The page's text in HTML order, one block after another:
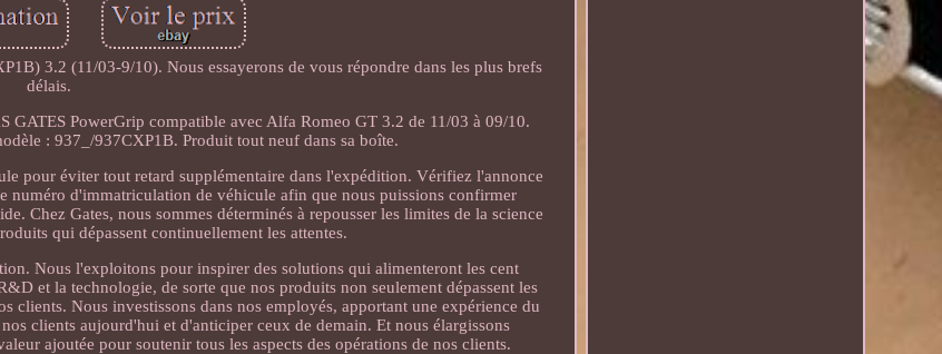
3.2 (11/03-9/10). Nous essayerons de vous répondre dans les plus brefs
délais.
PowerGrip compatible avec Alfa Romeo GT 3.2 de 11/03 à 09/10.
: 937_/937CXP1B. Produit tout neuf dans sa boîte.
pour éviter tout retard supplémentaire dans l'expédition. Vérifiez l'annonce
d'immatriculation de véhicule afin que nous puissions confirmer
Chez Gates, nous sommes déterminés à repousser les limites de la science
qui dépassent continuellement les attentes.
Nous l'exploitons pour inspirer des solutions qui alimenteront les cent
et la technologie, de sorte que nos produits non seulement dépassent les
clients. Nous investissons dans nos employés, apportant une expérience du
clients aujourd'hui et d'anticiper ceux de demain. Et nous élargissons
ajoutée pour soutenir tous les aspects des opérations de nos clients.